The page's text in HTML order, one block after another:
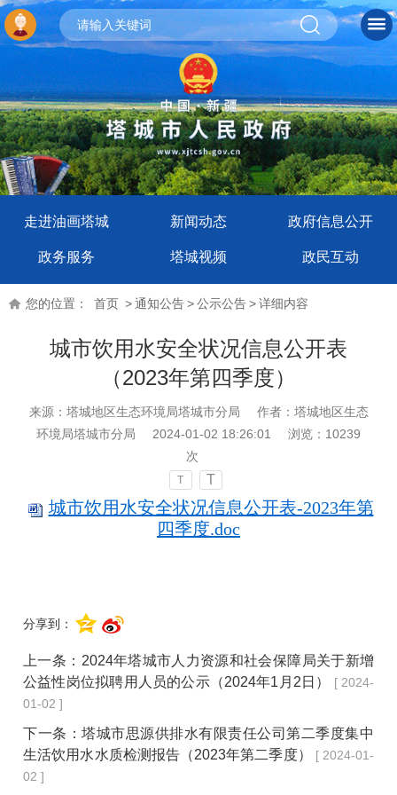
走进油画塔城 新闻动态 政府信息公开
政务服务 塔城视频 政民互动
您的位置： 首页 >通知公告>公示公告>详细内容
城市饮用水安全状况信息公开表
（2023年第四季度）
来源：塔城地区生态环境局塔城市分局
作者：塔城地区生态
环境局塔城市分局
2024-01-02 18:26:01 浏览： 10239
次
T T
城市饮用水安全状况信息公开表-2023年第
四季度.doc
分享到：
上一条： 2024年塔城市人力资源和社会保障局关于新增
公益性岗位拟聘用人员的公示（2024年1月2日）
[ 2024-
01-02 ]
下一条：塔城市思源供排水有限责任公司第二季度集中
生活饮用水水质检测报告（2023年第二季度）
[ 2024-01-
02 ]